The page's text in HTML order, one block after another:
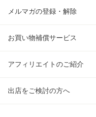
メルマガの登録・解除
お買い物補償サービス
アフィリエイトのご紹介
出店をご検討の方へ